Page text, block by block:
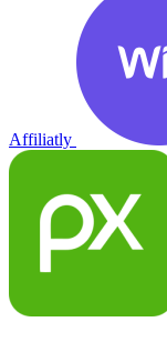
Affiliatly